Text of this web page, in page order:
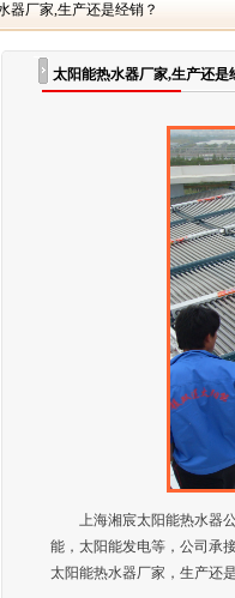
器厂家,生产还是经销？
太阳能热水器厂家,生产还是
上海湘宸太阳能热水器
能，太阳能发电等，公司承
太阳能热水器厂家，生产还